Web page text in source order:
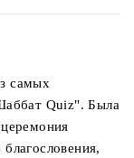
самых
Quiz". Была